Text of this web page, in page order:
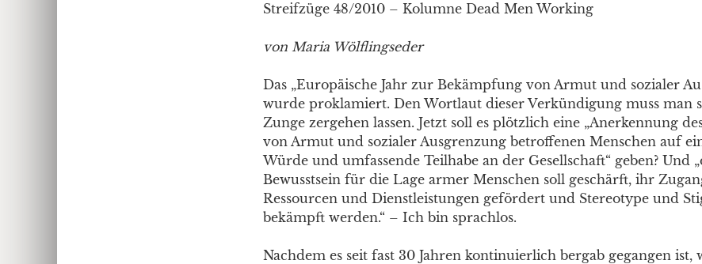
Streifzüge 48/2010 – Kolumne Dead Men Working
von Maria Wölflingseder
Das „Europäische Jahr zur Bekämpfung von Armut und sozialer
wurde proklamiert. Den Wortlaut dieser Verkündigung muss man
Zunge zergehen lassen. Jetzt soll es plötzlich eine „Anerkennung
von Armut und sozialer Ausgrenzung betroffenen Menschen auf
Würde und umfassende Teilhabe an der Gesellschaft“ geben? Und
Bewusstsein für die Lage armer Menschen soll geschärft, ihr
Ressourcen und Dienstleistungen gefördert und Stereotype und
bekämpft werden.“ – Ich bin sprachlos.
Nachdem es seit fast 30 Jahren kontinuierlich bergab gegangen ist,